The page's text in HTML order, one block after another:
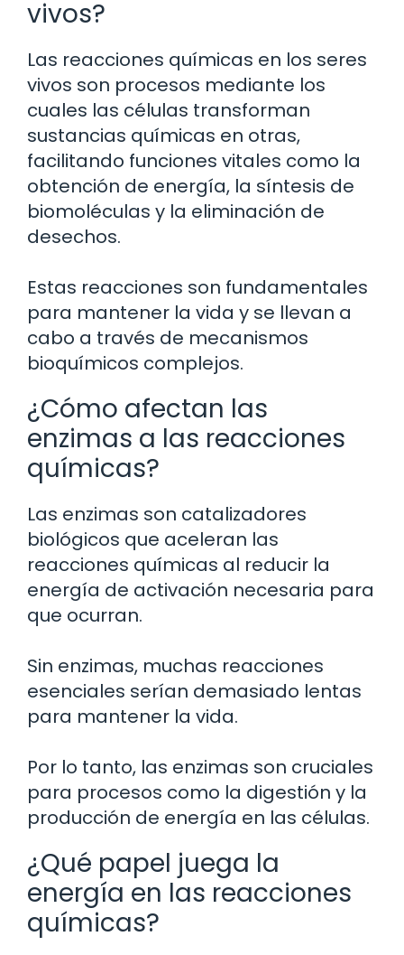
vivos?
Las reacciones químicas en los seres
vivos son procesos mediante los
cuales las células transforman
sustancias químicas en otras,
facilitando funciones vitales como la
obtención de energía, la síntesis de
biomoléculas y la eliminación de
desechos.
Estas reacciones son fundamentales
para mantener la vida y se llevan a
cabo a través de mecanismos
bioquímicos complejos.
¿Cómo afectan las
enzimas a las reacciones
químicas?
Las enzimas son catalizadores
biológicos que aceleran las
reacciones químicas al reducir la
energía de activación necesaria para
que ocurran.
Sin enzimas, muchas reacciones
esenciales serían demasiado lentas
para mantener la vida.
Por lo tanto, las enzimas son cruciales
para procesos como la digestión y la
producción de energía en las células.
¿Qué papel juega la
energía en las reacciones
químicas?